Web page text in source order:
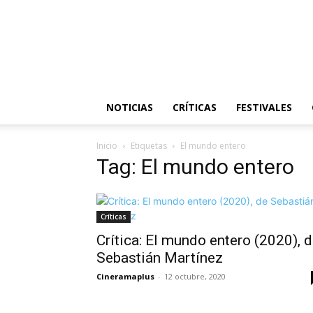
NOTICIAS CRÍTICAS FESTIVALES
Inicio Etiquetas El mundo entero
Tag: El mundo entero
Críticas
Crítica: El mundo entero (2020),
Sebastián Martínez
Cineramaplus - 12 octubre, 2020